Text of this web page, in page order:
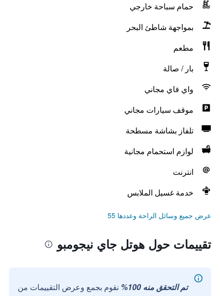
حمام سباحة خارجي
بمواجهة شاطئ البحر
مطعم
بار / صالة
واي فاي مجاني
موقف سيارات مجاني
تلفاز بشاشة مسطحة
لوازم استحمام مجانية
انترنت
خدمة غسيل الملابس
عرض جميع وسائل الراحة وعددها 55
تقييمات حول هوتل جاي نيجومبو
تم التحقق منه 100%
نقوم بجمع وعرض التقييمات من